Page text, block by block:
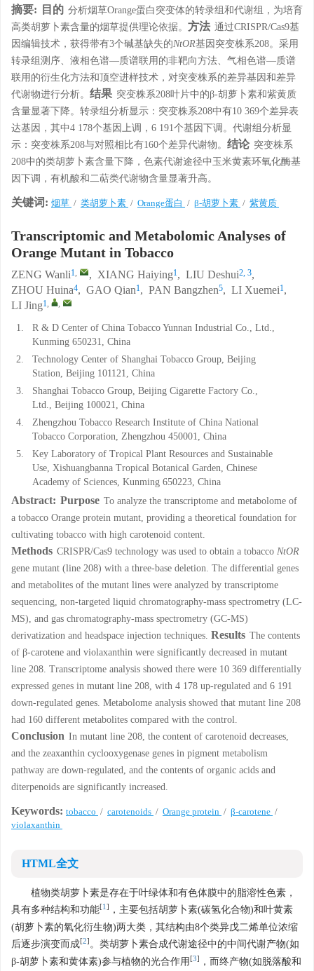
摘要: 目的 分析烟草Orange蛋白突变体的转录组和代谢组，为培育
高类胡萝卜素含量的烟草提供理论依据。 方法 通过CRISPR/Cas9基
因编辑技术，获得带有3个碱基缺失的NtOR基因突变株系208。采用
转录组测序、液相色谱—质谱联用的非靶向方法、气相色谱—质谱
联用的衍生化方法和顶空进样技术，对突变株系的差异基因和差异
代谢物进行分析。 结果 突变株系208叶片中的β-胡萝卜素和紫黄质
含量显著下降。转录组分析显示：突变株系208中有10 369个差异表
达基因，其中4 178个基因上调，6 191个基因下调。代谢组分析显
示：突变株系208与对照相比有160个差异代谢物。 结论 突变株系
208中的类胡萝卜素含量下降，色素代谢途径中玉米黄素环氧化酶基
因下调，有机酸和二萜类代谢物含量显著升高。
关键词: 烟草 / 类胡萝卜素 / Orange蛋白 / β-胡萝卜素 / 紫黄质
Transcriptomic and Metabolomic Analyses of
Orange Mutant in Tobacco
ZENG Wanli1, , XIANG Haiying1, LIU Deshui2, 3,
ZHOU Huina4, GAO Qian1, PAN Bangzhen5, LI Xuemei1,
LI Jing1, ,
1.
R & D Center of China Tobacco Yunnan Industrial Co., Ltd.,
Kunming 650231, China
2.
Technology Center of Shanghai Tobacco Group, Beijing
Station, Beijing 101121, China
3.
Shanghai Tobacco Group, Beijing Cigarette Factory Co.,
Ltd., Beijing 100021, China
4.
Zhengzhou Tobacco Research Institute of China National
Tobacco Corporation, Zhengzhou 450001, China
5.
Key Laboratory of Tropical Plant Resources and Sustainable
Use, Xishuangbanna Tropical Botanical Garden, Chinese
Academy of Sciences, Kunming 650223, China
Abstract: Purpose To analyze the transcriptome and metabolome of
a tobacco Orange protein mutant, providing a theoretical foundation for
cultivating tobacco with high carotenoid content.
Methods CRISPR/Cas9 technology was used to obtain a tobacco NtOR
gene mutant (line 208) with a three-base deletion. The differential genes
and metabolites of the mutant lines were analyzed by transcriptome
sequencing, non-targeted liquid chromatography-mass spectrometry (LC-
MS), and gas chromatography-mass spectrometry (GC-MS)
derivatization and headspace injection techniques. Results The contents
of β-carotene and violaxanthin were significantly decreased in mutant
line 208. Transcriptome analysis showed there were 10 369 differentially
expressed genes in mutant line 208, with 4 178 up-regulated and 6 191
down-regulated genes. Metabolome analysis showed that mutant line 208
had 160 different metabolites compared with the control.
Conclusion In mutant line 208, the content of carotenoid decreases,
and the zeaxanthin cyclooxygenase genes in pigment metabolism
pathway are down-regulated, and the contents of organic acids and
diterpenoids are significantly increased.
Keywords: tobacco / carotenoids / Orange protein / β-carotene /
violaxanthin
HTML全文
植物类胡萝卜素是存在于叶绿体和有色体膜中的脂溶性色素，
具有多种结构和功能[1]
，主要包括胡萝卜素(碳氢化合物)和叶黄素
(胡萝卜素的氧化衍生物)两大类，其结构由8个类异戊二烯单位浓缩
后逐步演变而成[2] 。类胡萝卜素合成代谢途径中的中间代谢产物(如
β-胡萝卜素和黄体素)参与植物的光合作用 [3]
，而终产物(如脱落酸和